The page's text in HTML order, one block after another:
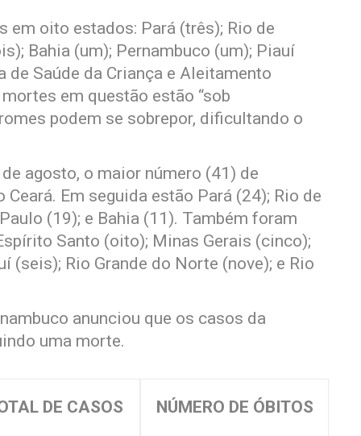
oito estados: Pará (três); Rio de
Bahia (um); Pernambuco (um); Piauí
de Saúde da Criança e Aleitamento
em questão estão “sob
podem se sobrepor, dificultando o
agosto, o maior número (41) de
Em seguida estão Pará (24); Rio de
(19); e Bahia (11). Também foram
Santo (oito); Minas Gerais (cinco);
(seis); Rio Grande do Norte (nove); e Rio
anunciou que os casos da
uma morte.
DE CASOS NÚMERO DE ÓBITOS